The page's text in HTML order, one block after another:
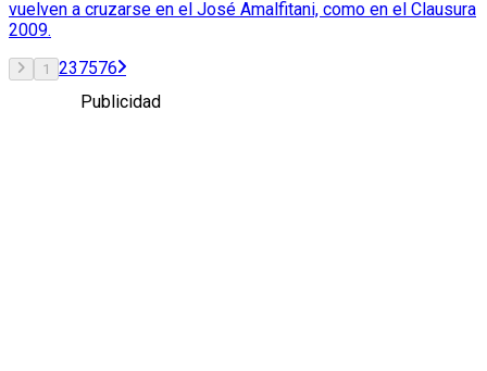
vuelven a cruzarse en el José Amalfitani, como en el Clausura
2009.
1 237576
Publicidad